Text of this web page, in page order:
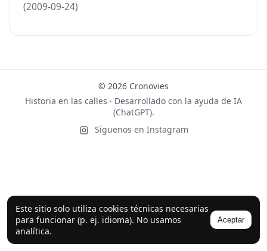
Este sitio solo utiliza cookies técnicas necesarias
para funcionar (p. ej. idioma). No usamos
analítica.
Aceptar
(2009-09-24)
© 2026 Cronovies
Historia en las calles · Desarrollado con la ayuda de IA
(ChatGPT).
Síguenos en Instagram